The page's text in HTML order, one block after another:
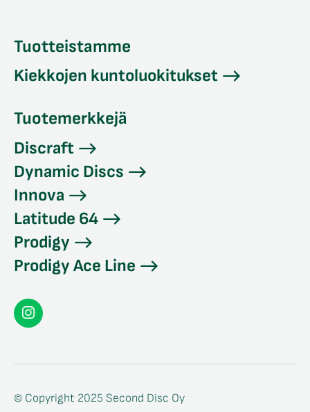
Tuotteistamme
Kiekkojen kuntoluokitukset
Tuotemerkkejä
Discraft
Dynamic Discs
Innova
Latitude 64
Prodigy
Prodigy Ace Line
Seconddisc
© Copyright 2025 Second Disc Oy